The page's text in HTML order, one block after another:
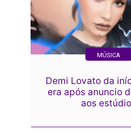
MÚSICA
Demi Lovato da
era após anuncio
aos